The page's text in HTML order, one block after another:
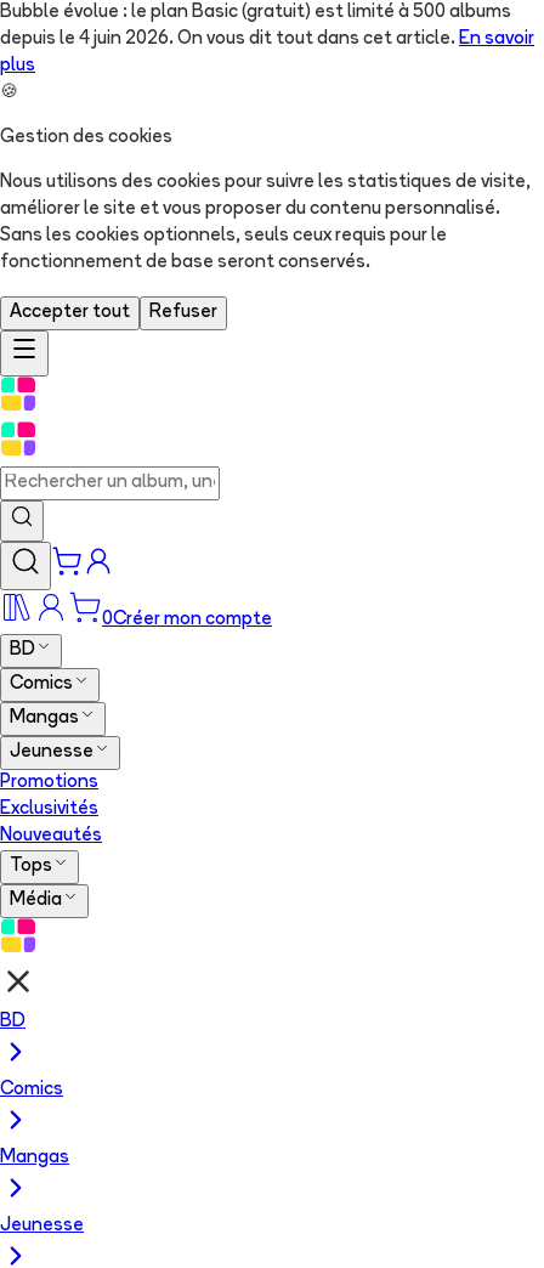
Bubble évolue : le plan Basic (gratuit) est limité à 500 albums
depuis le 4 juin 2026. On vous dit tout dans cet article. En savoir
plus
🍪
Gestion des cookies
Nous utilisons des cookies pour suivre les statistiques de visite,
améliorer le site et vous proposer du contenu personnalisé.
Sans les cookies optionnels, seuls ceux requis pour le
fonctionnement de base seront conservés.
Accepter tout Refuser
0Créer mon compte
BD
Comics
Mangas
Jeunesse
Promotions
Exclusivités
Nouveautés
Tops
Média
BD
Comics
Mangas
Jeunesse